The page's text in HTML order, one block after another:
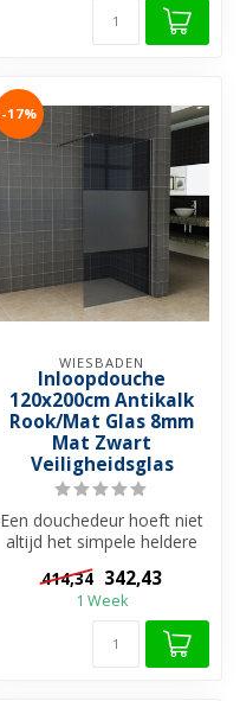
-17%
WIESBADEN
Inloopdouche
120x200cm Antikalk
Rook/Mat Glas 8mm
Mat Zwart
Veiligheidsglas
Een douchedeur hoeft niet
altijd het simpele heldere
glas te hebben. Dat laat In...
414,34 342,43
1 Week